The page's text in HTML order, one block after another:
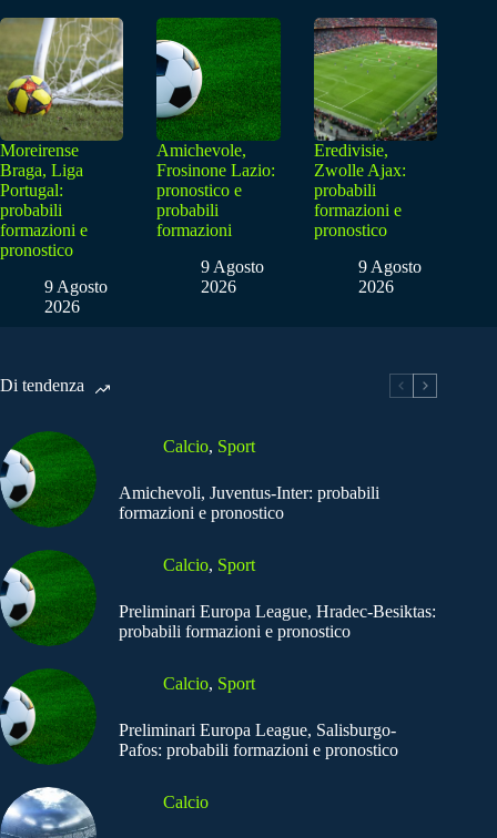
Moreirense
Braga, Liga
Portugal:
probabili
formazioni e
pronostico
9 Agosto
2026
Amichevole,
Frosinone Lazio:
pronostico e
probabili
formazioni
9 Agosto
2026
Eredivisie,
Zwolle Ajax:
probabili
formazioni e
pronostico
9 Agosto
2026
Di tendenza
Calcio, Sport
Amichevoli, Juventus-Inter: probabili
formazioni e pronostico
Calcio, Sport
Preliminari Europa League, Hradec-Besiktas:
probabili formazioni e pronostico
Calcio, Sport
Preliminari Europa League, Salisburgo-
Pafos: probabili formazioni e pronostico
Calcio